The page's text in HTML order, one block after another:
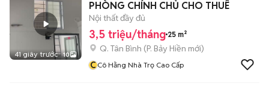
41 giây trước 10
PHÒNG CHÍNH CHỦ CHO THUÊ
Nội thất đầy đủ
3,5 triệu/tháng 25 m²
Q. Tân Bình (P. Bảy Hiền mới)
CCô Hằng Nhà Trọ Cao Cấp